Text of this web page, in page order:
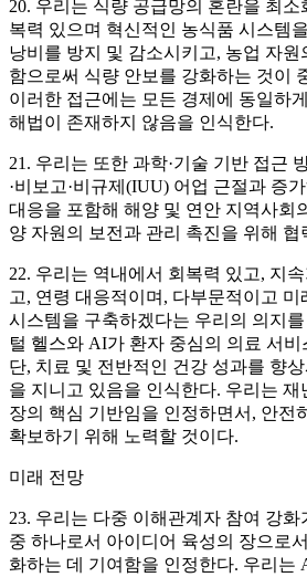
20. 우리는 식량 공급망의 혼란을 최소
복력 있으며 혁신적인 농식품 시스템
낭비를 방지 및 감소시키고, 농업 자
함으로써 식량 안보를 강화하는 것이
이러한 접근에는 모든 경제에 동일하
해법이 존재하지 않음을 인식한다.
21. 우리는 또한 과학·기술 기반 접근
·비보고·비규제(IUU) 어업 근절과 증
대응을 포함해 해양 및 연안 지역사회
양 자원의 보전과 관리 촉진을 위해 협
22. 우리는 역내에서 회복력 있고, 지
고, 연령 대응적이며, 다부문적이고
시스템을 구축하겠다는 우리의 의지를
털 헬스와 AI가 환자 중심의 의료 서비
단, 치료 및 전반적인 건강 성과를 향
을 지니고 있음을 인식한다. 우리는 재
장의 핵심 기반임을 인정하면서, 안전
확보하기 위해 노력할 것이다.
미래 전망
23. 우리는 다중 이해관계자 참여 강화
중 하나로서 아이디어 육성의 장으로
화하는 데 기여함을 인정한다. 우리는